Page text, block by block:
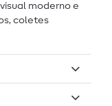
moderno e
coletes